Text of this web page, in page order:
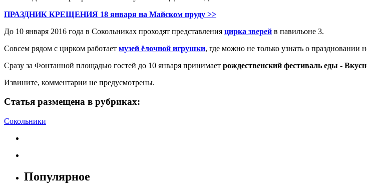
ПРАЗДНИК КРЕЩЕНИЯ 18 января на Майском пруду >>
До 10 января 2016 года в Сокольниках проходят представления цирка зверей в павильоне 3.
Совсем рядом с цирком работает музей ёлочной игрушки, где можно не только узнать о праздновании
Сразу за Фонтанной площадью гостей до 10 января принимает рождественский фестиваль еды -
Извините, комментарии не предусмотрены.
Статья размещена в рубриках:
Сокольники
Популярное